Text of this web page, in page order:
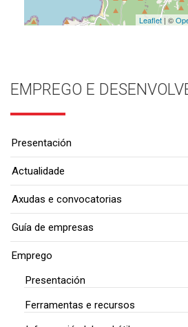
Leaflet| ©
EMPREGO E
Presentación
Actualidade
Axudas e convocatorias
Guía de empresas
Emprego
Presentación
Ferramentas e recursos